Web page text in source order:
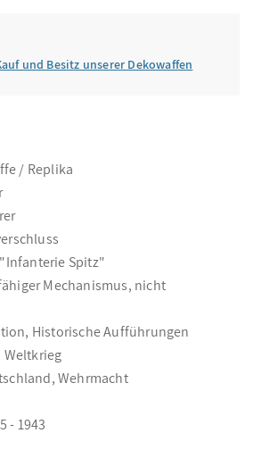
und Besitz unserer Dekowaffen
/ Replika
"Infanterie Spitz"
Mechanismus, nicht
Historische Aufführungen
Weltkrieg
Wehrmacht
- 1943